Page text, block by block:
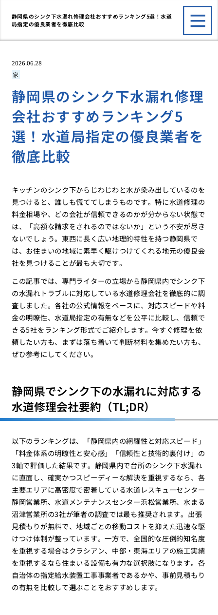
静岡県のシンク下水漏れ修理会社おすすめランキング5選！水道
局指定の優良業者を徹底比較
2026.06.28
家
静岡県のシンク下水漏れ修理
会社おすすめランキング5
選！水道局指定の優良業者を
徹底比較
キッチンのシンク下からじわじわと水が染み出しているのを
見つけると、誰しも慌ててしまうものです。特に水道修理の
料金相場や、どの会社が信頼できるのかが分からない状態で
は、「高額な請求をされるのではないか」という不安が尽き
ないでしょう。東西に長く広い地理的特性を持つ静岡県で
は、お住まいの地域に素早く駆けつけてくれる地元の優良会
社を見つけることが最も大切です。
この記事では、専門ライターの立場から静岡県内でシンク下
の水漏れトラブルに対応している水道修理会社を徹底的に調
査しました。各社の公式情報をベースに、対応スピードや料
金の明瞭性、水道局指定の有無などを公平に比較し、信頼で
きる5社をランキング形式でご紹介します。今すぐ修理を依
頼したい方も、まずは落ち着いて判断材料を集めたい方も、
ぜひ参考にしてください。
静岡県でシンク下の水漏れに対応する
水道修理会社要約（TL;DR）
以下のランキングは、「静岡県内の網羅性と対応スピード」
「料金体系の明瞭性と安心感」「信頼性と技術的裏付け」の
3軸で評価した結果です。静岡県内で台所のシンク下水漏れ
に直面し、確実かつスピーディーな解決を重視するなら、各
主要エリアに高密度で密着している水道レスキューセンター
静岡営業所、水道メンテナンスセンター浜松営業所、水まる
沼津営業所の3社が筆者の調査では最も推奨されます。出張
見積もりが無料で、地域ごとの移動コストを抑えた迅速な駆
けつけ体制が整っています。一方で、全国的な圧倒的知名度
を重視する場合はクラシアン、中部・東海エリアの施工実績
を重視するなら住まいる設備も有力な選択肢になります。各
自治体の指定給水装置工事事業者であるかや、事前見積もり
の有無を比較して選ぶことをおすすめします。